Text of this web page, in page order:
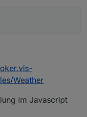
Weather
im Javascript